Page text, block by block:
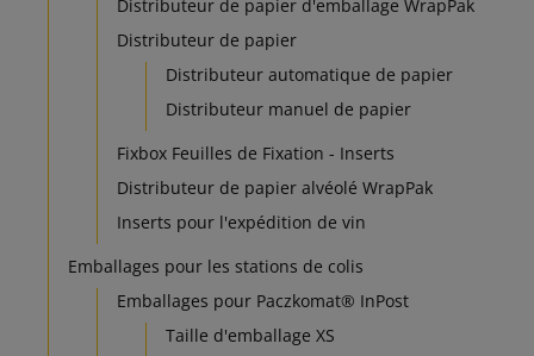
Distributeur de papier d'emballage WrapPak
Distributeur de papier
Distributeur automatique de papier
Distributeur manuel de papier
Fixbox Feuilles de Fixation - Inserts
Distributeur de papier alvéolé WrapPak
Inserts pour l'expédition de vin
Emballages pour les stations de colis
Emballages pour Paczkomat® InPost
Taille d'emballage XS